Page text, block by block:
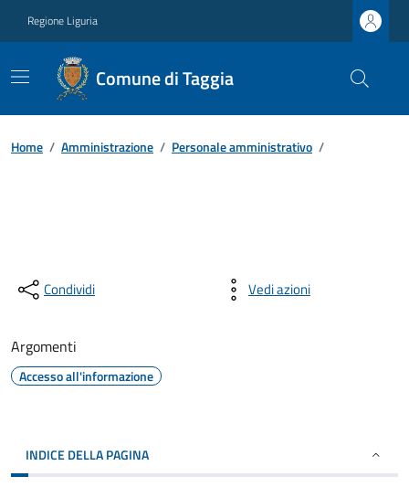
Regione Liguria
Comune di Taggia
Home / Amministrazione / Personale amministrativo /
Condividi Vedi azioni
Argomenti
Accesso all'informazione
INDICE DELLA PAGINA